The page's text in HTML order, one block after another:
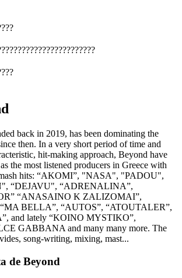
back in 2019, has been dominating the
then. In a very short period of time and
hit-making approach, Beyond have
the most listened producers in Greece with
hits: “AKOMI”, "NASA", "PADOU",
“DEJAVU", “ADRENALINA”,
“ANASAINO K ZALIZOMAI”,
BELLA”, “AUTOS”, “ATOUTALER”,
and lately “KOINO MYSTIKO”,
GABBANA and many many more. The
song-writing, mixing, mast...
de Beyond